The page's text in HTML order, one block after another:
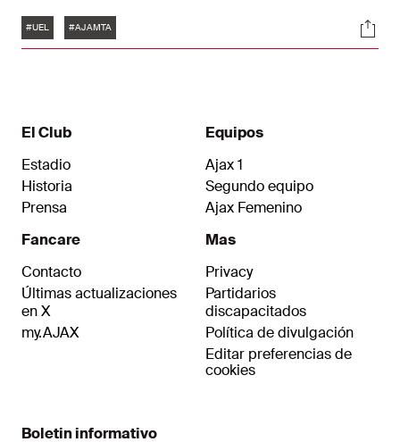
contra el Maccabi Tel Aviv.
Etiquetas
#UEL #AJAMTA
El Club
Estadio
Historia
Prensa
Fancare
Contacto
Últimas actualizaciones
en X
my.AJAX
Equipos
Ajax 1
Segundo equipo
Ajax Femenino
Mas
Privacy
Partidarios
discapacitados
Política de divulgación
Editar preferencias de
cookies
Boletin informativo